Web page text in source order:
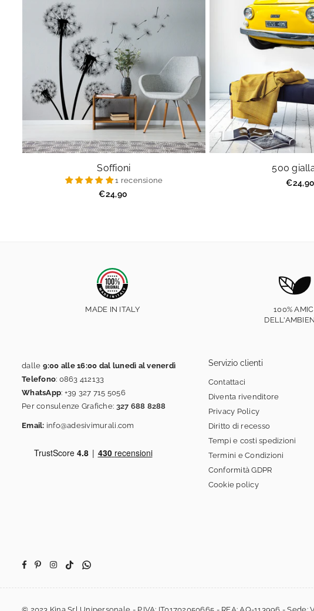
Soffioni
1 recensione
Prezzo
€24,90
500
Prezzo
€24,90
MADE IN ITALY
100%
dalle 9:00 alle 16:00 dal lunedì al venerdì
Telefono: 0863 412133
WhatsApp: +39 327 715 5056
Per consulenze Grafiche: 327 688 8288
Email: info@adesivimurali.com
Facebook
PinterestInstagram
TikTokWhatsapp
Servizio clienti
Contattaci
Diventa rivenditore
Privacy Policy
Diritto di recesso
Tempi e costi spedizioni
Termini e Condizioni
Conformità GDPR
Cookie policy